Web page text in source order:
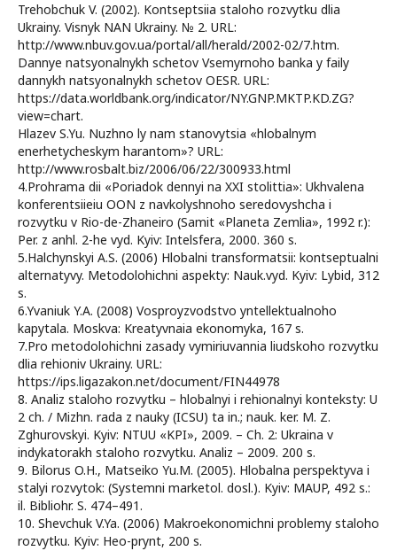
Trehobchuk V. (2002). Kontseptsiia staloho rozvytku dlia
Ukrainy. Visnyk NAN Ukrainy. № 2. URL:
http://www.nbuv.gov.ua/portal/all/herald/2002-02/7.htm.
Dannye natsyonalnykh schetov Vsemyrnoho banka y faily
dannykh natsyonalnykh schetov OESR. URL:
https://data.worldbank.org/indicator/NY.GNP.MKTP.KD.ZG?
view=chart.
Hlazev S.Yu. Nuzhno ly nam stanovytsia «hlobalnym
enerhetycheskym harantom»? URL:
http://www.rosbalt.biz/2006/06/22/300933.html
4.Prohrama dii «Poriadok dennyi na XXI stolittia»: Ukhvalena
konferentsiieiu OON z navkolyshnoho seredovyshcha i
rozvytku v Rio-de-Zhaneiro (Samit «Planeta Zemlia», 1992 r.):
Per. z anhl. 2-he vyd. Kyiv: Intelsfera, 2000. 360 s.
5.Halchynskyi A.S. (2006) Hlobalni transformatsii: kontseptualni
alternatyvy. Metodolohichni aspekty: Nauk.vyd. Kyiv: Lybid, 312
s.
6.Yvaniuk Y.A. (2008) Vosproyzvodstvo yntellektualnoho
kapytala. Moskva: Kreatyvnaia ekonomyka, 167 s.
7.Pro metodolohichni zasady vymiriuvannia liudskoho rozvytku
dlia rehioniv Ukrainy. URL:
https://ips.ligazakon.net/document/FIN44978
8. Analiz staloho rozvytku – hlobalnyi i rehionalnyi konteksty: U
2 ch. / Mizhn. rada z nauky (ICSU) ta in.; nauk. ker. M. Z.
Zghurovskyi. Kyiv: NTUU «KPI», 2009. – Ch. 2: Ukraina v
indykatorakh staloho rozvytku. Analiz – 2009. 200 s.
9. Bilorus O.H., Matseiko Yu.M. (2005). Hlobalna perspektyva i
stalyi rozvytok: (Systemni marketol. dosl.). Kyiv: MAUP, 492 s.:
il. Bibliohr. S. 474–491.
10. Shevchuk V.Ya. (2006) Makroekonomichni problemy staloho
rozvytku. Kyiv: Heo-prynt, 200 s.